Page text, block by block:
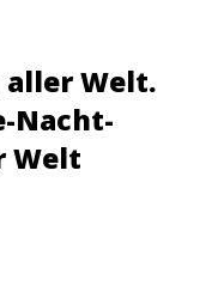
aller Welt.
Nacht-
Welt